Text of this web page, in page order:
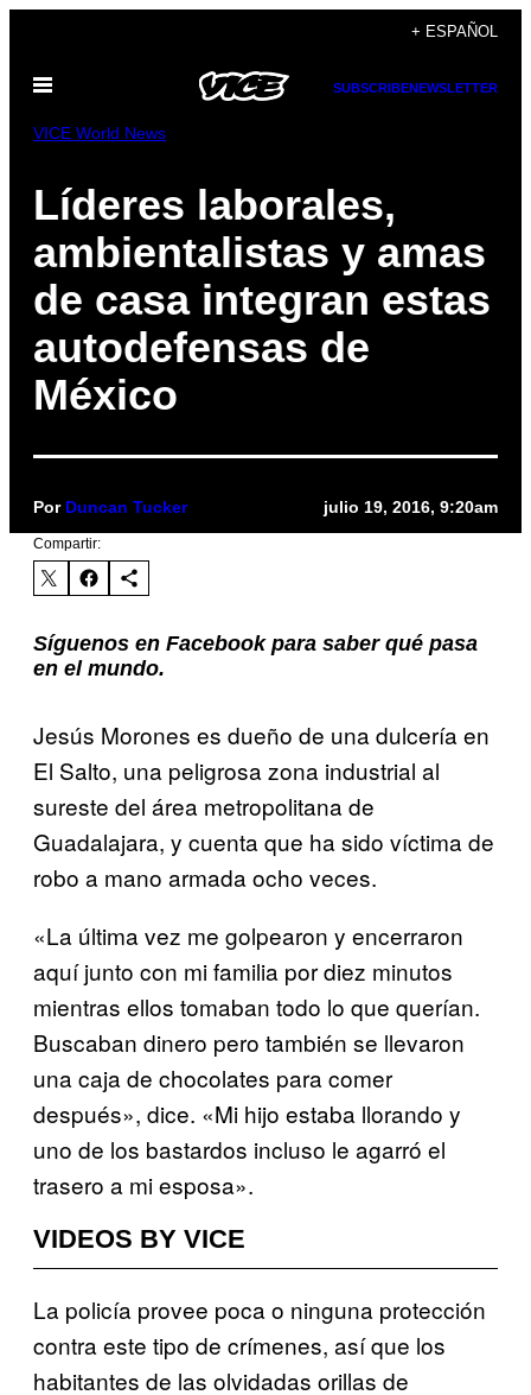
contenido
+ ESPAÑOL
Abrir
SUBSCRIBENEWSLETTER
VICE World News
Líderes laborales,
ambientalistas y amas
de casa integran estas
autodefensas de
México
Por Duncan Tucker julio 19, 2016, 9:20am
Compartir:
Síguenos en Facebook para saber qué pasa
en el mundo.
Jesús Morones es dueño de una dulcería en
El Salto, una peligrosa zona industrial al
sureste del área metropolitana de
Guadalajara, y cuenta que ha sido víctima de
robo a mano armada ocho veces.
«La última vez me golpearon y encerraron
aquí junto con mi familia por diez minutos
mientras ellos tomaban todo lo que querían.
Buscaban dinero pero también se llevaron
una caja de chocolates para comer
después», dice. «Mi hijo estaba llorando y
uno de los bastardos incluso le agarró el
trasero a mi esposa».
VIDEOS BY VICE
La policía provee poca o ninguna protección
contra este tipo de crímenes, así que los
habitantes de las olvidadas orillas de